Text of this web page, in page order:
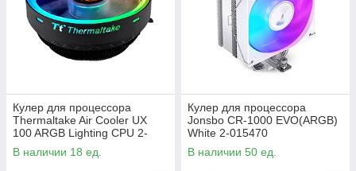
Кулер для процессора
Thermaltake Air Cooler UX
100 ARGB Lighting CPU 2-
009048 CL-P064-AL12SW-A
В наличии 18 ед.
Кулер для процессора
Jonsbo CR-1000 EVO(ARGB)
White 2-015470
В наличии 50 ед.